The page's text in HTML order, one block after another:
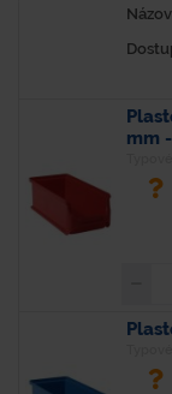
Názov
mm